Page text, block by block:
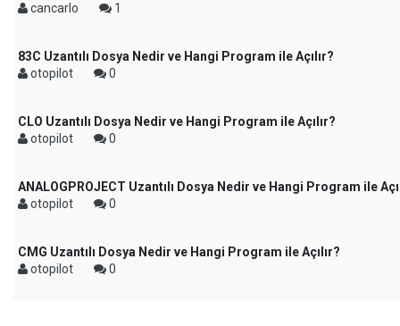
cancarlo
1
83C Uzantılı Dosya Nedir ve Hangi Program ile Açılır?
otopilot
0
CLO Uzantılı Dosya Nedir ve Hangi Program ile Açılır?
otopilot
0
ANALOGPROJECT Uzantılı Dosya Nedir ve Hangi Program ile
otopilot
0
CMG Uzantılı Dosya Nedir ve Hangi Program ile Açılır?
otopilot
0